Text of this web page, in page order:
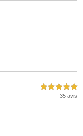
5,0 étoiles sur 5
35 avis